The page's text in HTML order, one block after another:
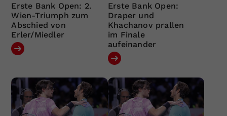
Erste Bank Open: 2.
Wien-Triumph zum
Abschied von
Erler/Miedler
Erste Bank Open:
Draper und
Khachanov prallen
im Finale
aufeinander